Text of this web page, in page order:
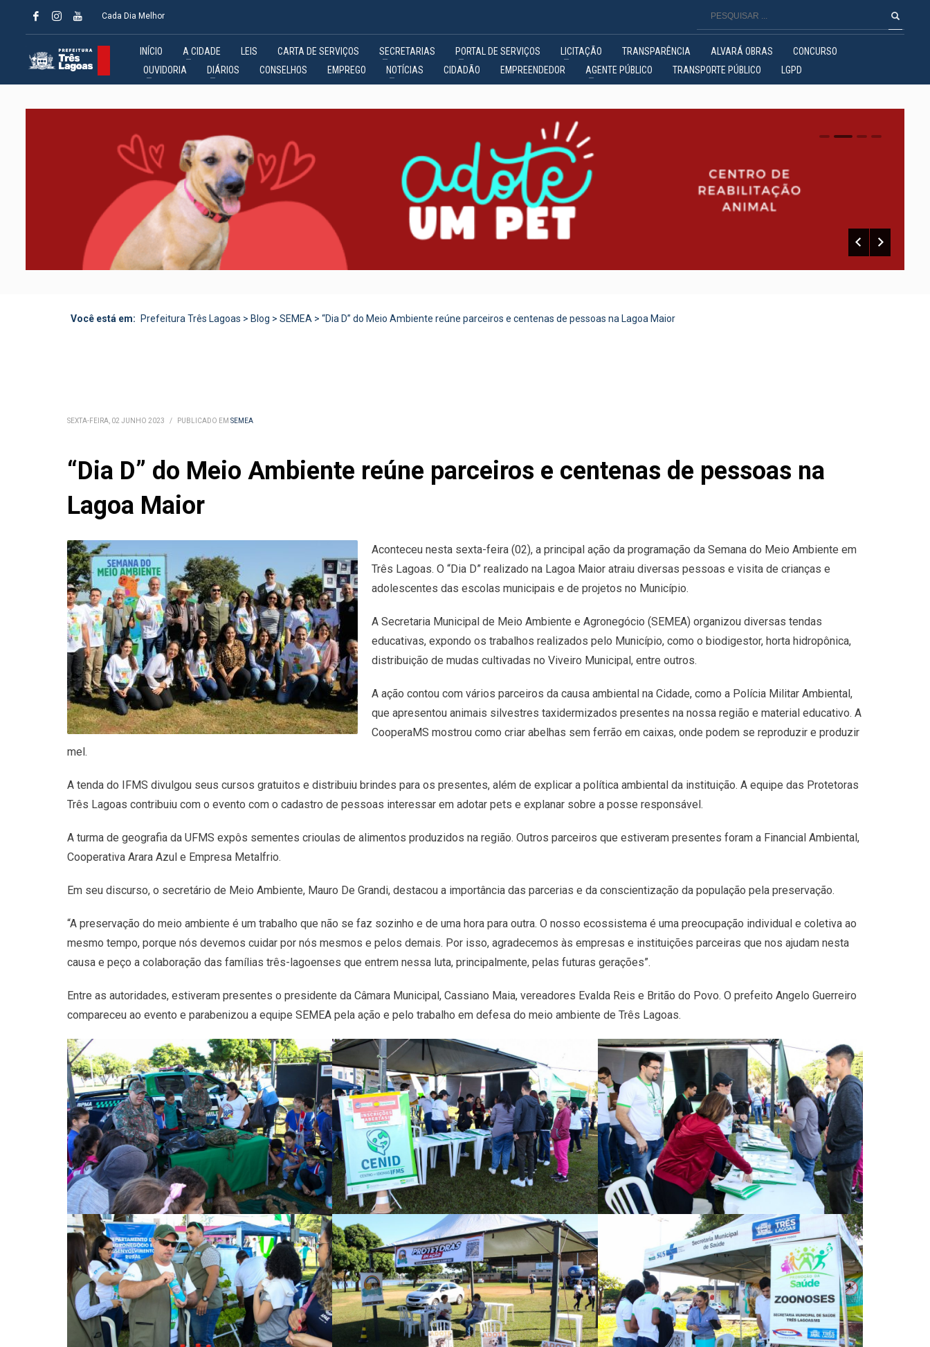
Cada Dia Melhor
INÍCIO A CIDADE LEIS CARTA DE SERVIÇOS SECRETARIAS PORTAL DE SERVIÇOS LICITAÇÃO TRANSPARÊNCIA ALVARÁ OBRAS
CONCURSO
OUVIDORIA
DIÁRIOS CONSELHOS EMPREGO NOTÍCIAS CIDADÃO EMPREENDEDOR AGENTE PÚBLICO TRANSPORTE PÚBLICO LGPD
0 1 2
Você está em: Prefeitura Três Lagoas > Blog > SEMEA > “Dia D” do Meio Ambiente reúne parceiros e centenas de pessoas na Lagoa Maior
SEXTA-FEIRA, 02 JUNHO 2023 / PUBLICADO EM SEMEA
“Dia D” do Meio Ambiente reúne parceiros e centenas de pessoas na
Lagoa Maior
Aconteceu nesta sexta-feira (02), a principal ação da programação da Semana do Meio Ambiente em
Três Lagoas. O “Dia D” realizado na Lagoa Maior atraiu diversas pessoas e visita de crianças e
adolescentes das escolas municipais e de projetos no Município.
A Secretaria Municipal de Meio Ambiente e Agronegócio (SEMEA) organizou diversas tendas
educativas, expondo os trabalhos realizados pelo Município, como o biodigestor, horta hidropônica,
distribuição de mudas cultivadas no Viveiro Municipal, entre outros.
A ação contou com vários parceiros da causa ambiental na Cidade, como a Polícia Militar Ambiental,
que apresentou animais silvestres taxidermizados presentes na nossa região e material educativo. A
CooperaMS mostrou como criar abelhas sem ferrão em caixas, onde podem se reproduzir e produzir
mel.
A tenda do IFMS divulgou seus cursos gratuitos e distribuiu brindes para os presentes, além de explicar a política ambiental da instituição. A equipe das Protetoras
Três Lagoas contribuiu com o evento com o cadastro de pessoas interessar em adotar pets e explanar sobre a posse responsável.
A turma de geografia da UFMS expôs sementes crioulas de alimentos produzidos na região. Outros parceiros que estiveram presentes foram a Financial Ambiental,
Cooperativa Arara Azul e Empresa Metalfrio.
Em seu discurso, o secretário de Meio Ambiente, Mauro De Grandi, destacou a importância das parcerias e da conscientização da população pela preservação.
“A preservação do meio ambiente é um trabalho que não se faz sozinho e de uma hora para outra. O nosso ecossistema é uma preocupação individual e coletiva ao
mesmo tempo, porque nós devemos cuidar por nós mesmos e pelos demais. Por isso, agradecemos às empresas e instituições parceiras que nos ajudam nesta
causa e peço a colaboração das famílias três-lagoenses que entrem nessa luta, principalmente, pelas futuras gerações”.
Entre as autoridades, estiveram presentes o presidente da Câmara Municipal, Cassiano Maia, vereadores Evalda Reis e Britão do Povo. O prefeito Angelo Guerreiro
compareceu ao evento e parabenizou a equipe SEMEA pela ação e pelo trabalho em defesa do meio ambiente de Três Lagoas.